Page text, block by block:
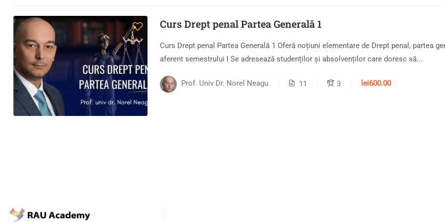
Curs Drept penal Partea Generală 1
Curs Drept penal Partea Generală 1 Oferă noțiuni elementare de Drept penal, partea
aferent semestrului I Se adresează studenților și absolvenților care doresc să...
Prof. Univ Dr. Norel Neagu 11 3 lei600.00